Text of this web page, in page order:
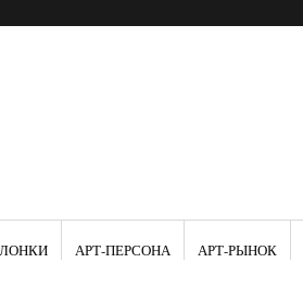
АРТ-ПЕРСОНА АРТ-РЫНОК